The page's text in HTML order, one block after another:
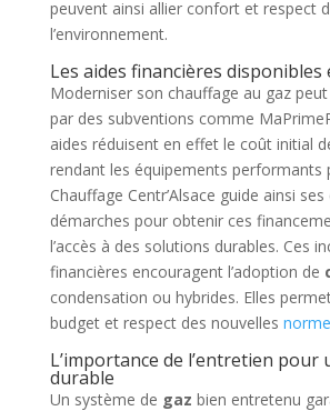
peuvent ainsi allier confort et respect
l’environnement.
Les aides financières disponibles
Moderniser son chauffage au gaz
par des subventions comme
aides réduisent en effet le coût initial
rendant les équipements performants
Chauffage Centr’Alsace guide ainsi
démarches pour obtenir ces
l’accès à des solutions durables. Ces
financières encouragent l’adoption de
condensation ou hybrides. Elles
budget et respect des nouvelles
L’importance de l’entretien pour
durable
Un système de gaz bien entretenu